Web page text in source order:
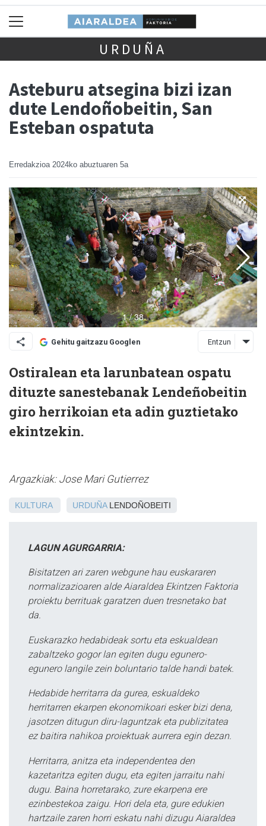
URDUÑA
Asteburu atsegina bizi izan
dute Lendoñobeitin, San
Esteban ospatuta
Erredakzioa 2024ko abuztuaren 5a
Gehitu gaitzazu Googlen Entzun
Ostiralean eta larunbatean ospatu
dituzte sanestebanak Lendeñobeitin
giro herrikoian eta adin guztietako
ekintzekin.
Argazkiak: Jose Mari Gutierrez
KULTURA URDUÑALENDOÑOBEITI
LAGUN AGURGARRIA:
Bisitatzen ari zaren webgune hau euskararen
normalizazioaren alde Aiaraldea Ekintzen Faktoria
proiektu berrituak garatzen duen tresnetako bat
da.
Euskarazko hedabideak sortu eta eskualdean
zabaltzeko gogor lan egiten dugu egunero-
egunero langile zein boluntario talde handi batek.
Hedabide herritarra da gurea, eskualdeko
herritarren ekarpen ekonomikoari esker bizi dena,
jasotzen ditugun diru-laguntzak eta publizitatea
ez baitira nahikoa proiektuak aurrera egin dezan.
Herritarra, anitza eta independentea den
kazetaritza egiten dugu, eta egiten jarraitu nahi
dugu. Baina horretarako, zure ekarpena ere
ezinbestekoa zaigu. Hori dela eta, gure edukien
hartzaile zaren horri eskatu nahi dizugu Aiaraldea